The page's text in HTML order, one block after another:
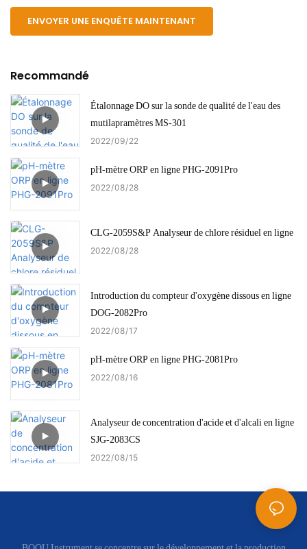
ENVOYER UNE ENQUÊTE MAINTENANT
Recommandé
Étalonnage DO sur la sonde de qualité de l'eau des
mutilapramètres MS-301
2022 09 22
pH-mètre ORP en ligne PHG-2091Pro
2022 08 28
CLG-2059S&P Analyseur de chlore résiduel en ligne
2022 08 28
Introduction du compteur d'oxygène dissous en ligne
DOG-2082Pro
2022 08 17
pH-mètre ORP en ligne PHG-2081Pro
2022 08 16
Analyseur de concentration d'acide et d'alcali en ligne
SJG-2083CS
2022 08 15